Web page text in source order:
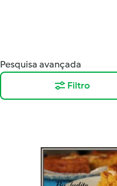
Pesquisa avançada
Filtro